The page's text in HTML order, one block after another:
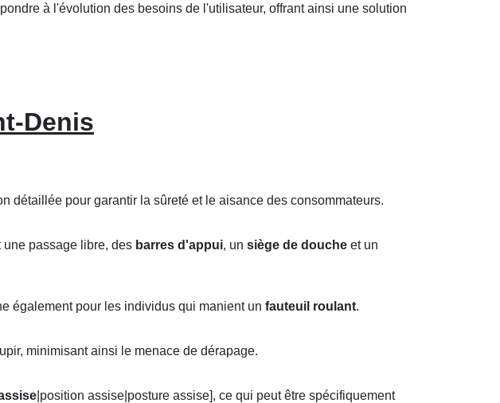
à l'évolution des besoins de l'utilisateur, offrant ainsi une solution
Denis
détaillée pour garantir la sûreté et le aisance des consommateurs.
passage libre, des barres d'appui, un siège de douche et un
également pour les individus qui manient un fauteuil roulant.
minimisant ainsi le menace de dérapage.
|position assise|posture assise], ce qui peut être spécifiquement